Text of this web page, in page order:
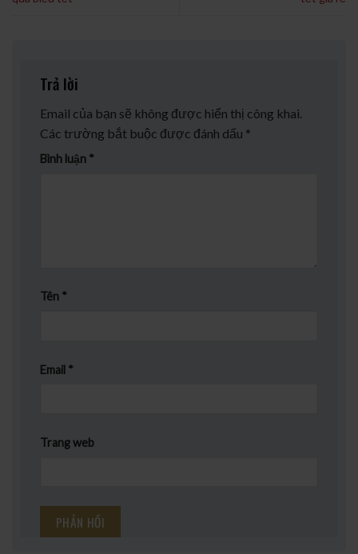
Trả lời
Email của bạn sẽ không được hiển thị công khai.
Các trường bắt buộc được đánh dấu *
Bình luận *
Tên *
Email *
Trang web